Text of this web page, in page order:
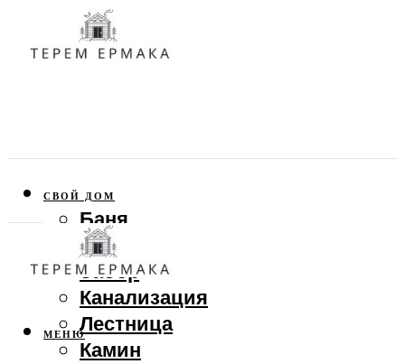
СВОЙ ДОМ
Баня
Веранда
Забор
Канализация
Лестница
Камин
МЕНЮ